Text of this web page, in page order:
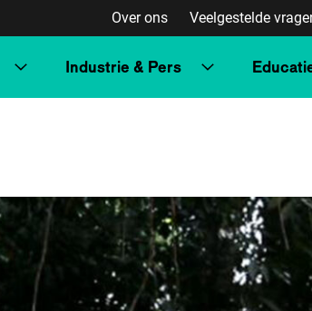
Over ons Veelgestelde
Industrie & Pers